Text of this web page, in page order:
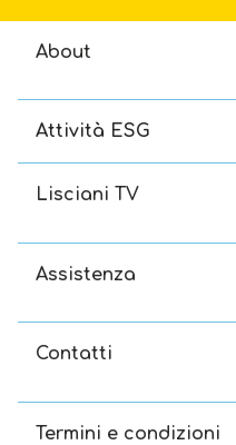
About
Attività ESG
Lisciani TV
Assistenza
Contatti
Termini e condizioni